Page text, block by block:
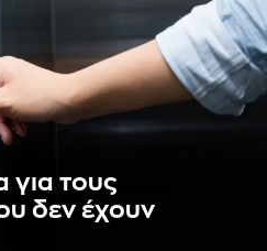
για τους
δεν έχουν